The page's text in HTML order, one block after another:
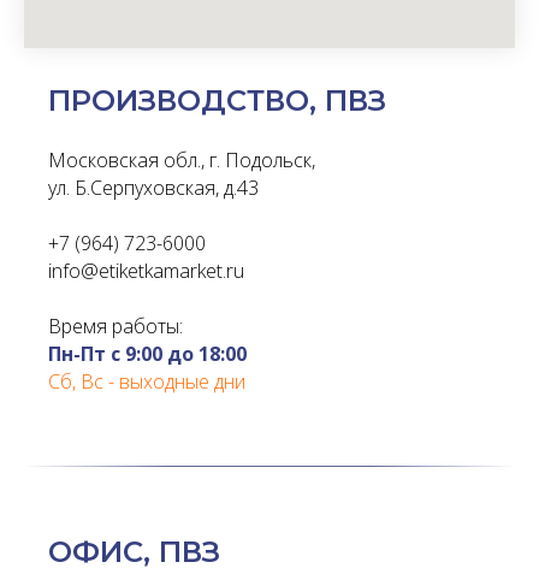
ПРОИЗВОДСТВО, ПВЗ
Московская обл., г. Подольск,
ул. Б.Серпуховская, д.43
+7 (964) 723-6000
info@etiketkamarket.ru
Время работы:
Пн-Пт с 9:00 до 18:00
Сб, Вс - выходные дни
ОФИС, ПВЗ
+7
конфиденциальности